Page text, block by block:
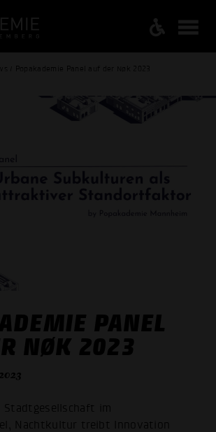
/ Popakademie Panel auf der Nøk 2023
PANEL
NØK 2023
im
Nachtkultur treibt Innovation